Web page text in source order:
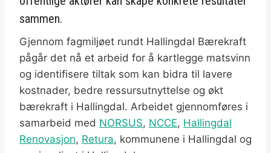
sammen.
Gjennom fagmiljøet rundt Hallingdal Bærekraft
pågår det nå et arbeid for å kartlegge matsvinn
og identifisere tiltak som kan bidra til lavere
kostnader, bedre ressursutnyttelse og økt
bærekraft i Hallingdal. Arbeidet gjennomføres i
samarbeid med NORSUS, NCCE, Hallingdal
Renovasjon, Retura, kommunene i Hallingdal og